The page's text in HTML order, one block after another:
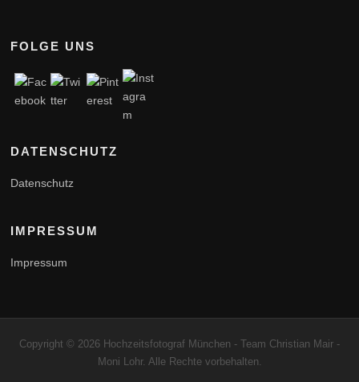
FOLGE UNS
DATENSCHUTZ
Datenschutz
IMPRESSUM
Impressum
Copyright © 2026 Hochzeitsfotograf München - Team Christian Mair -
Moni Lohr. Alle Rechte vorbehalten.